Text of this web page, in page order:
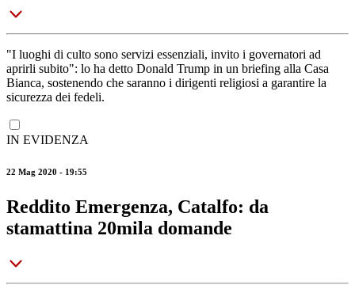
"I luoghi di culto sono servizi essenziali, invito i governatori ad
aprirli subito": lo ha detto Donald Trump in un briefing alla Casa
Bianca, sostenendo che saranno i dirigenti religiosi a garantire la
sicurezza dei fedeli.
IN EVIDENZA
22 Mag 2020 - 19:55
Reddito Emergenza, Catalfo: da
stamattina 20mila domande